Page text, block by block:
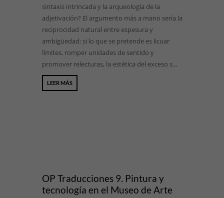
sintaxis intrincada y la arqueología de la
adjetivación? El argumento más a mano sería la
reciprocidad natural entre espesura y
ambigüedad: si lo que se pretende es licuar
límites, romper unidades de sentido y
promover relecturas, la estética del exceso s...
LEER MÁS
OP Traducciones 9. Pintura y
tecnología en el Museo de Arte